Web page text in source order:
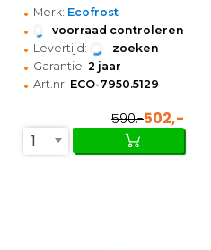
• Merk: Ecofrost
• voorraad controleren
• Levertijd: zoeken
• Garantie: 2 jaar
• Art.nr: ECO-7950.5129
590,-502,-
1